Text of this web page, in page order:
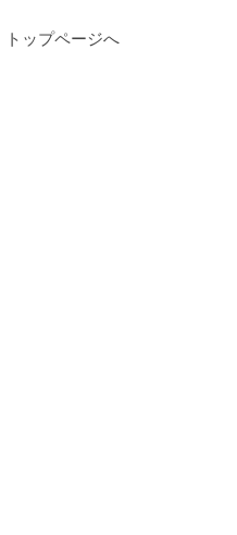
トップページへ